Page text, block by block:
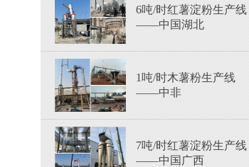
6吨/时红薯淀粉生产线
——中国湖北
1吨/时木薯粉生产线
——中非
7吨/时红薯淀粉生产线
——中国广西